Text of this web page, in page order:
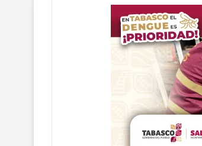
at
s
A
ai
l
p
y
Li
n
k